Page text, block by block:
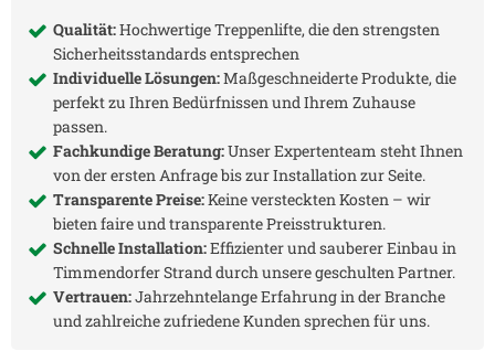
Qualität:Hochwertige Treppenlifte, die den strengsten
Sicherheitsstandards entsprechen
Individuelle Lösungen:Maßgeschneiderte Produkte, die
perfekt zu Ihren Bedürfnissen und Ihrem Zuhause
passen.
Fachkundige Beratung:Unser Expertenteam steht Ihnen
von der ersten Anfrage bis zur Installation zur Seite.
Transparente Preise:Keine versteckten Kosten – wir
bieten faire und transparente Preisstrukturen.
Schnelle Installation:Effizienter und sauberer Einbau in
Timmendorfer Stranddurch unsere geschulten Partner.
Vertrauen:Jahrzehntelange Erfahrung in der Branche
und zahlreiche zufriedene Kunden sprechen für uns.